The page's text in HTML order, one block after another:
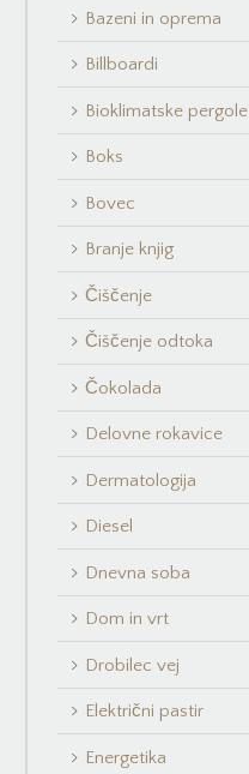
Bazeni in oprema
Billboardi
Bioklimatske pergole
Boks
Bovec
Branje knjig
Čiščenje
Čiščenje odtoka
Čokolada
Delovne rokavice
Dermatologija
Diesel
Dnevna soba
Dom in vrt
Drobilec vej
Električni pastir
Energetika